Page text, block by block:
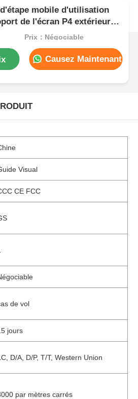
mobile d'utilisation
de l'écran P4 extérieur
Prix：Négociable
Causez Maintenant
Visual
CE FCC
de vol
jours
D/A, D/P, T/T, Western Union
par mètres carrés